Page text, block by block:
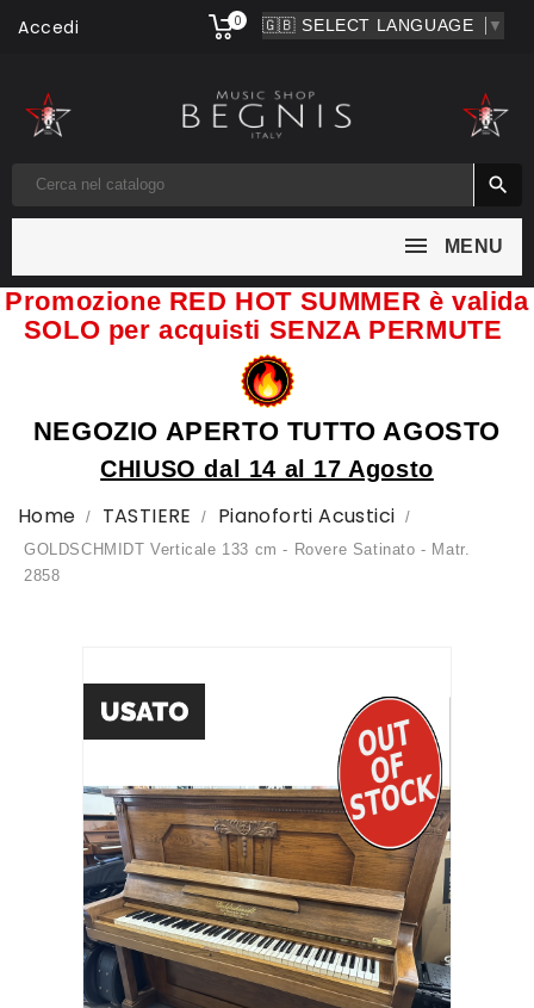
▼
Accedi 0

MENU
Promozione RED HOT SUMMER è valida
SOLO per acquisti SENZA PERMUTE
NEGOZIO APERTO TUTTO AGOSTO
CHIUSO dal 14 al 17 Agosto
Home TASTIERE Pianoforti Acustici
GOLDSCHMIDT Verticale 133 cm - Rovere Satinato - Matr.
2858